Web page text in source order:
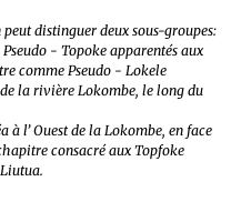
distinguer deux sous-groupes:
- Topoke apparentés aux
comme Pseudo - Lokele
de la rivière Lokombe, le long du
l’ Ouest de la Lokombe, en face
consacré aux Topfoke